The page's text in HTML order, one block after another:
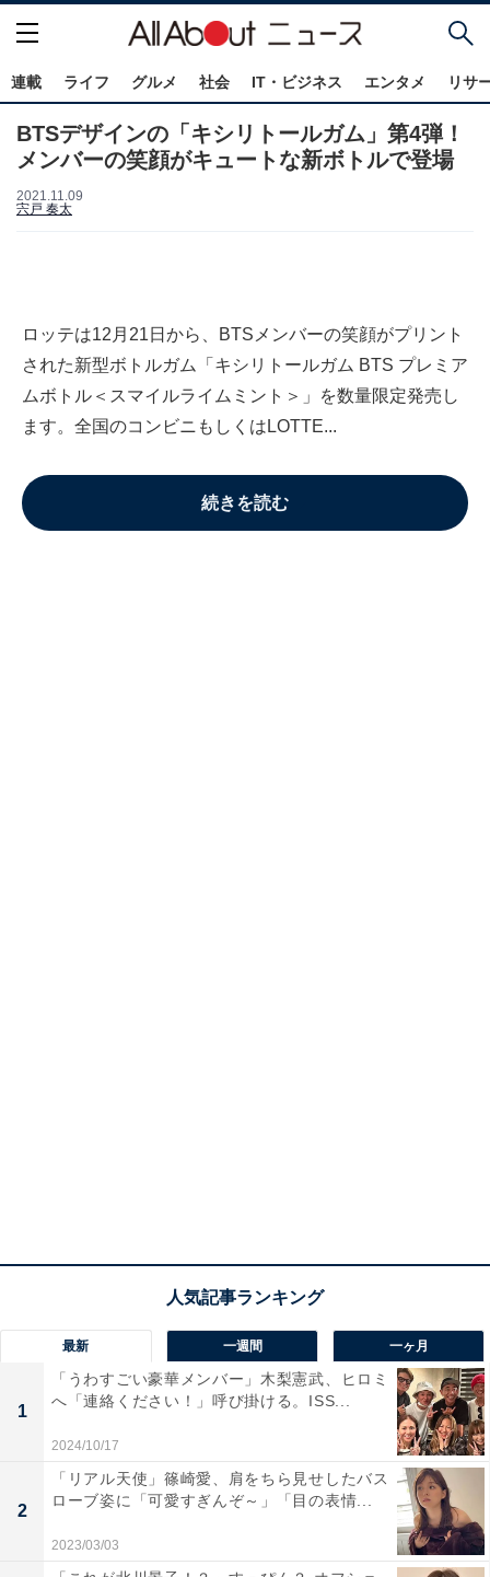
連載 ライフ グルメ 社会 IT・ビジネス エンタメ リサ
BTSデザインの「キシリトールガム」第4弾！
メンバーの笑顔がキュートな新ボトルで登場
2021.11.09
宍戸 奏太
ロッテは12月21日から、BTSメンバーの笑顔がプリント
された新型ボトルガム「キシリトールガム BTS プレミア
ムボトル＜スマイルライムミント＞」を数量限定発売し
ます。全国のコンビニもしくはLOTTE...
続きを読む
最新 一週間 一ヶ月
1
「うわすごい豪華メンバー」木梨憲武、ヒロミ
へ「連絡ください！」呼び掛ける。ISS...
2024/10/17
2
「リアル天使」篠崎愛、肩をちら見せしたバス
ローブ姿に「可愛すぎんぞ～」「目の表情...
2023/03/03